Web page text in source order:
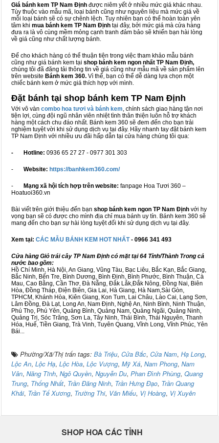
Giá bánh kem TP Nam Định được niêm yết ở nhiều mức giá khác nhau.
Tùy thuộc vào mẫu mã, loại bánh cũng như nguyên liệu mà mức giá về
mỗi loại bánh sẽ có sự chênh lệch. Tuy nhiên bạn có thể hoàn toàn yên
tâm khi mua bánh kem TP Nam Định tại đây, bởi mức giá mà cửa hàng
đưa ra là vô cùng mềm mỏng cạnh tranh đảm bảo sẽ khiến bạn hài lòng
về giá cũng như chất lượng bánh.
Để cho khách hàng có thể thuận tiện trong việc tham khảo mẫu bánh
cũng như giá bánh kem tại shop bánh kem ngon nhất TP Nam Định,
chúng tôi đã đăng tải thông tin về giá cũng như mẫu mã về sản phẩm lên
trên website Bánh kem 360. Vì thế, bạn có thể dễ dàng lựa chọn một
chiếc bánh kem ở mức giá thích hợp với mình.
Đặt bánh tại shop bánh kem TP Nam Định
Với vô vàn combo hoa tươi và bánh kem, chính sách giao hàng tận nơi
tiện lợi, cùng đội ngũ nhân viên nhiệt tình thân thiện luôn hỗ trợ khách
hàng một cách chu đáo nhất. Bánh kem 360 sẽ đem đến cho bạn trải
nghiệm tuyệt vời khi sử dụng dịch vụ tại đây. Hãy nhanh tay đặt bánh kem
TP Nam Định với nhiều ưu đãi hấp dẫn tại cửa hàng chúng tôi qua:
- Hotline: 0936 65 27 27 - 0977 301 303
- Website: https://banhkem360.com/
- Mạng xã hội tích hợp trên website: fanpage Hoa Tươi 360 –
Hoatuoi360.vn
Bài viết trên giới thiệu đến bạn shop bánh kem ngon TP Nam Định với hy
vọng bạn sẽ có được cho mình địa chỉ mua bánh uy tín. Bánh kem 360 sẽ
mang đến cho bạn sự hài lòng tuyệt đối khi sử dụng dịch vụ tại đây.
Xem tại: CÁC MẪU BÁNH KEM HOT NHẤT- 0966 341 493
Cửa hàng Giỏ trái cây TP Nam Định có mặt tại 64 Tỉnh/Thành Trong cả
nước bao gồm:
Hồ Chí Minh, Hà Nội, An Giang, Vũng Tàu, Bạc Liêu, Bắc Kạn, Bắc Giang,
Bắc Ninh, Bến Tre, Bình Dương, Bình Định, Bình Phước, Bình Thuận, Cà
Mau, Cao Bằng, Cần Thơ, Đà Nẵng, Đắk Lắk,Đắk Nông, Đồng Nai, Biên
Hòa, Đồng Tháp, Điện Biên, Gia Lai, Hà Giang, Hà Nam,Sài Gòn,
TPHCM, Khánh Hòa, Kiên Giang, Kon Tum, Lai Châu, Lào Cai, Lạng Sơn,
Lâm Đồng, Đà Lạt, Long An, Nam Định, Nghệ An, Ninh Bình, Ninh Thuận,
Phú Thọ, Phú Yên, Quảng Bình, Quảng Nam, Quảng Ngãi, Quảng Ninh,
Quảng Trị, Sóc Trăng, Sơn La, Tây Ninh, Thái Bình, Thái Nguyên, Thanh
Hóa, Huế, Tiền Giang, Trà Vinh, Tuyên Quang, Vĩnh Long, Vĩnh Phúc, Yên
Bái...
Phường/Xã/Thị trấn tags: Bà Triệu, Cửa Bắc, Cửa Nam, Hạ Long,
Lộc An, Lộc Hạ, Lộc Hòa, Lộc Vượng, Mỹ Xá, Nam Phong, Nam
Vân, Năng Tĩnh, Ngô Quyền, Nguyễn Du, Phan Đình Phùng, Quang
Trung, Thống Nhất, Trần Đăng Ninh, Trần Hưng Đạo, Trần Quang
Khải, Trần Tế Xương, Trường Thi, Văn Miếu, Vị Hoàng, Vị Xuyên
SHOP HOA CÁC TỈNH